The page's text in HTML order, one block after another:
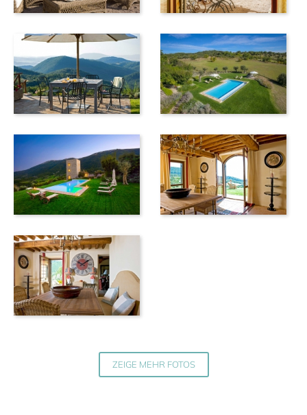
(das hier angebotene Haus Torre nel Verde,Villa nel Verde,
bieten den Gästen die Möglichkeit, Umbrien zu erkunden
und zu erleben und den Charme der umbrischen
Landschaft in vollen Zügen zu genießen. Die wichtigsten
Städte Umbriens sind Perugia, Spoleto, Todi, Gubbio,
Norcia, Assisi und Orvieto, und sie sind alle in
Was Sie wissen sollten: Die Unterkünfte befinden sich in
ländlicher Lage, auf einem Hügel (600 Meter über dem
Meeresspiegel). Das Anwesen ist ein weitläufiger aktiver
landwirtschaftlicher Betrieb in Umbrien. Die Zufahrt zu den
Häusern ist eine lange und gelegentlich steile private weiße
niedrig gelegene Autos geeignet ist. Es ist ratsam ein Auto
mit 4-Radantrieb zu mieten.
ZEIGE MEHR FOTOS